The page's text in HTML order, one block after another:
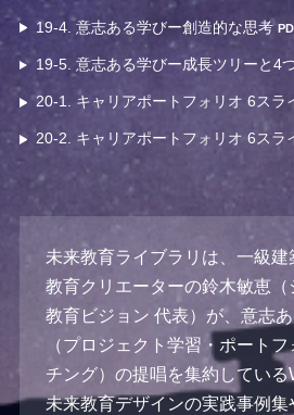
19-4. 意志ある学びー創造的な思考
19-5. 意志ある学びー成長ツリーと4
20-1. キャリアポートフォリオ 6スラ
20-2. キャリアポートフォリオ 6スラ
未来教育ライブラリは、一級
教育クリエーターの鈴木敏恵
教育ビジョン 代表）が、意志
（プロジェクト学習・ポート
チング）の提唱を集約している
未来教育デザインの実践事例集